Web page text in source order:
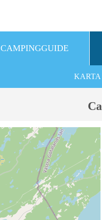
CAMPINGGUIDE
KARTA